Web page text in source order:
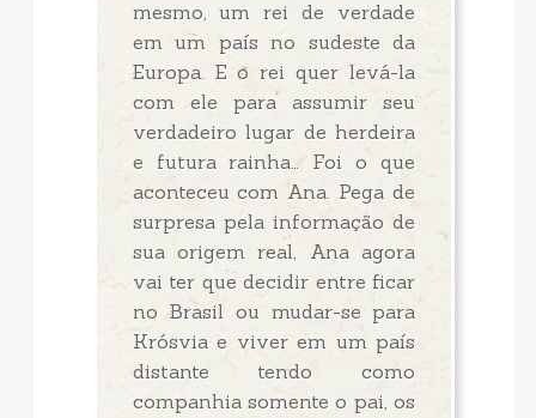
mesmo, um rei de verdade
em um país no sudeste da
Europa. E o rei quer levá-la
com ele para assumir seu
verdadeiro lugar de herdeira
e futura rainha… Foi o que
aconteceu com Ana. Pega de
surpresa pela informação de
sua origem real, Ana agora
vai ter que decidir entre ficar
no Brasil ou mudar-se para
Krósvia e viver em um país
distante tendo como
companhia somente o pai, os